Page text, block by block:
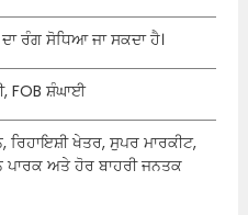
ਰੰਗ ਸੋਧਿਆ ਜਾ ਸਕਦਾ ਹੈ।
FOB ਸ਼ੰਘਾਈ
ਰਿਹਾਇਸ਼ੀ ਖੇਤਰ, ਸੁਪਰ ਮਾਰਕੀਟ,
ਪਾਰਕ ਅਤੇ ਹੋਰ ਬਾਹਰੀ ਜਨਤਕ